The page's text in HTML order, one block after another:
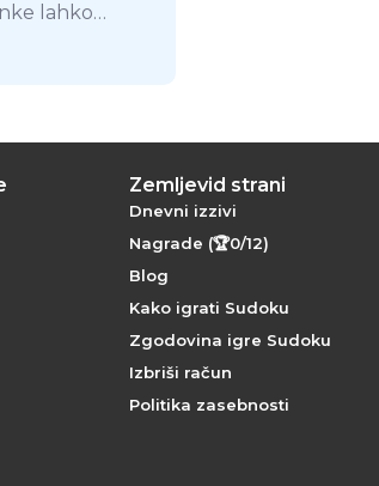
lahko
Zemljevid strani
Dnevni izzivi
Nagrade (🏆0/12)
Blog
Kako igrati Sudoku
Zgodovina igre Sudoku
Izbriši račun
Politika zasebnosti